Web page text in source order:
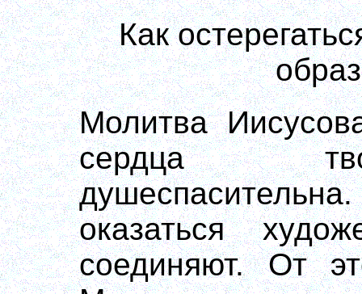
Как
Молитва
сердца
оказаться
соединяют. От